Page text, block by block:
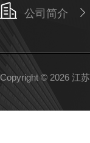
公司简介
Copyright © 2026 江